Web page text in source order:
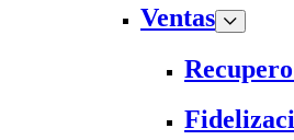
Ventas